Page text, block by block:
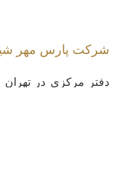
شرکت پارس مهر
دفتر مرکزی در تهران